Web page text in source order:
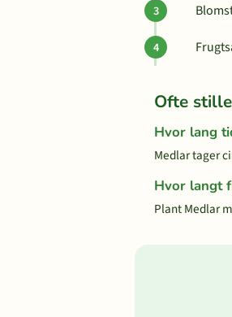
Ofte
Hvor lang
Medlar tager
Hvor langt
Plant Medlar